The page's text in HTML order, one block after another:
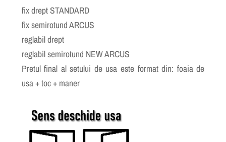
fix drept STANDARD
fix semirotund ARCUS
reglabil drept
reglabil semirotund NEW ARCUS
Pretul final al setului de usa este format din: foaia de
usa + toc + maner